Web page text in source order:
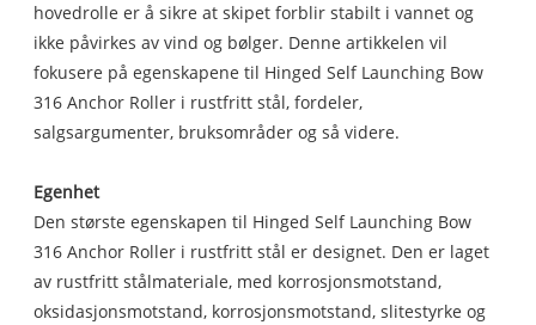
hovedrolle er å sikre at skipet forblir stabilt i vannet og
ikke påvirkes av vind og bølger. Denne artikkelen vil
fokusere på egenskapene til Hinged Self Launching Bow
316 Anchor Roller i rustfritt stål, fordeler,
salgsargumenter, bruksområder og så videre.
Egenhet
Den største egenskapen til Hinged Self Launching Bow
316 Anchor Roller i rustfritt stål er designet. Den er laget
av rustfritt stålmateriale, med korrosjonsmotstand,
oksidasjonsmotstand, korrosjonsmotstand, slitestyrke og